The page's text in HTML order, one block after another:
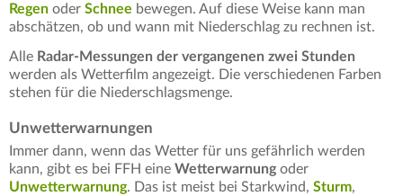
Regen oder Schnee bewegen. Auf diese Weise kann man
abschätzen, ob und wann mit Niederschlag zu rechnen ist.
Alle Radar-Messungen der vergangenen zwei Stunden
werden als Wetterfilm angezeigt. Die verschiedenen Farben
stehen für die Niederschlagsmenge.
Unwetterwarnungen
Immer dann, wenn das Wetter für uns gefährlich werden
kann, gibt es bei FFH eine Wetterwarnung oder
Unwetterwarnung. Das ist meist bei Starkwind, Sturm,